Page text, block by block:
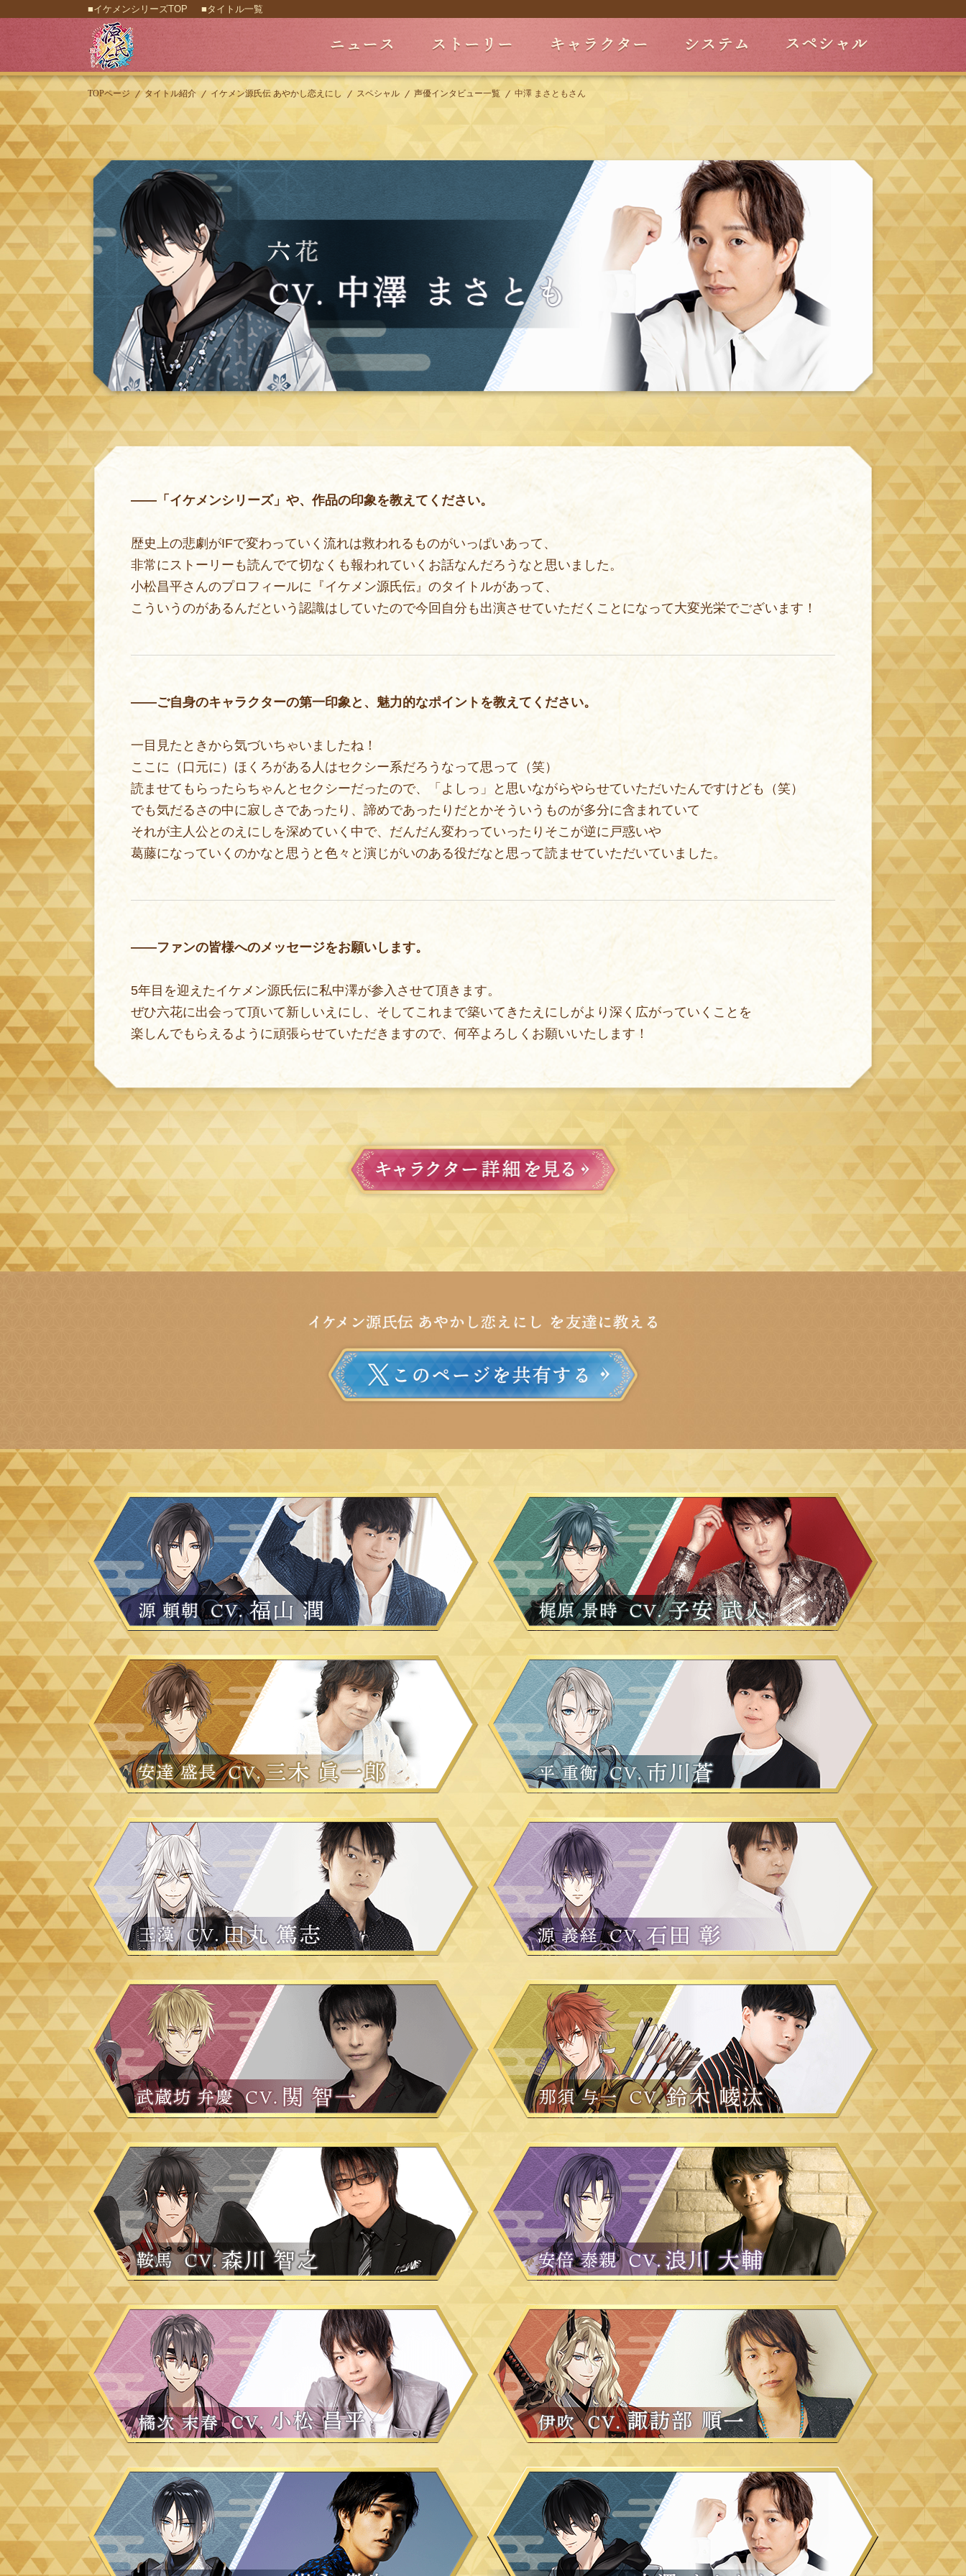
■イケメンシリーズTOP ■タイトル一覧
TOPページ タイトル紹介 イケメン源氏伝 あやかし恋えにし スペシャル 声優インタビュー一覧 中澤 まさともさん
——「イケメンシリーズ」や、作品の印象を教えてください。
歴史上の悲劇がIFで変わっていく流れは救われるものがいっぱいあって、
非常にストーリーも読んでて切なくも報われていくお話なんだろうなと思いました。
小松昌平さんのプロフィールに『イケメン源氏伝』のタイトルがあって、
こういうのがあるんだという認識はしていたので今回自分も出演させていただくことになって大変光栄でございます！
——ご自身のキャラクターの第一印象と、魅力的なポイントを教えてください。
一目見たときから気づいちゃいましたね！
ここに（口元に）ほくろがある人はセクシー系だろうなって思って（笑）
読ませてもらったらちゃんとセクシーだったので、「よしっ」と思いながらやらせていただいたんですけども（笑）
でも気だるさの中に寂しさであったり、諦めであったりだとかそういうものが多分に含まれていて
それが主人公とのえにしを深めていく中で、だんだん変わっていったりそこが逆に戸惑いや
葛藤になっていくのかなと思うと色々と演じがいのある役だなと思って読ませていただいていました。
——ファンの皆様へのメッセージをお願いします。
5年目を迎えたイケメン源氏伝に私中澤が参入させて頂きます。
ぜひ六花に出会って頂いて新しいえにし、そしてこれまで築いてきたえにしがより深く広がっていくことを
楽しんでもらえるように頑張らせていただきますので、何卒よろしくお願いいたします！